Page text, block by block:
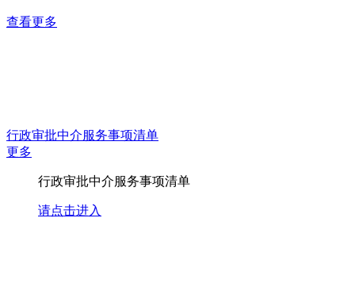
查看更多
行政审批中介服务事项清单
更多
行政审批中介服务事项清单
请点击进入